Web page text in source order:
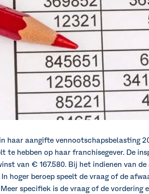
aangifte vennootschapsbelasting
te hebben op haar franchisegever. De
van € 167.580. Bij het indienen van
hoger beroep speelt de vraag of de
specifiek is de vraag of de vordering